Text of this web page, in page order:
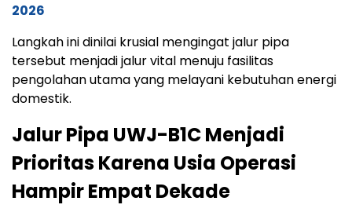
2026
Langkah ini dinilai krusial mengingat jalur pipa
tersebut menjadi jalur vital menuju fasilitas
pengolahan utama yang melayani kebutuhan energi
domestik.
Jalur Pipa UWJ-B1C Menjadi
Prioritas Karena Usia Operasi
Hampir Empat Dekade